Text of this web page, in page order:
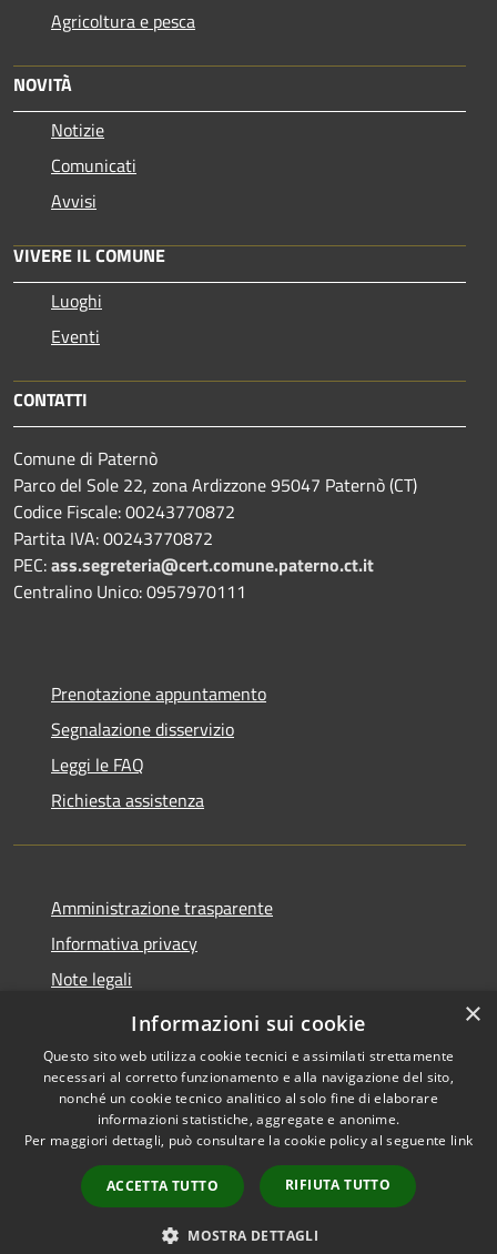
Agricoltura e pesca
NOVITÀ
Notizie
Comunicati
Avvisi
VIVERE IL COMUNE
Luoghi
Eventi
CONTATTI
Comune di Paternò
Parco del Sole 22, zona Ardizzone 95047 Paternò (CT)
Codice Fiscale: 00243770872
Partita IVA: 00243770872
PEC:ass.segreteria@cert.comune.paterno.ct.it
Centralino Unico: 0957970111
Prenotazione appuntamento
Segnalazione disservizio
Leggi le FAQ
Richiesta assistenza
Amministrazione trasparente
Informativa privacy
Note legali
Dichiarazione di accessibilità
Accessibilità
Copyright © 2026 • Comune di
Paternò • Powered by
Municipium•
Accesso
redazione
×
Informazioni sui cookie
Questo sito web utilizza cookie tecnici e assimilati strettamente
necessari al corretto funzionamento e alla navigazione del sito,
nonché un cookie tecnico analitico al solo fine di elaborare
informazioni statistiche, aggregate e anonime.
Per maggiori dettagli, può consultare la cookie policy al seguente link
ACCETTA TUTTO RIFIUTA TUTTO
MOSTRA DETTAGLI